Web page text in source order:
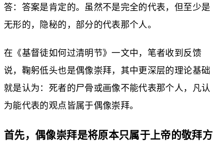
答：答案是肯定的。虽然不是完全的代表，但至少是
无形的，隐秘的，部分的代表那个人。
在《基督徒如何过清明节》一文中，笔者收到反馈
说，鞠躬低头也是偶像崇拜，其中更深层的理论基础
就是认为：死者的尸骨或画像不能代表那个人，凡认
为能代表的观点皆属于偶像崇拜。
首先，偶像崇拜是将原本只属于上帝的敬拜方